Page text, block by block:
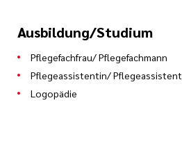
Ausbildung/Studium
Pflegefachfrau/ Pflegefachmann
Pflegeassistentin/ Pflegeassistent
Logopädie